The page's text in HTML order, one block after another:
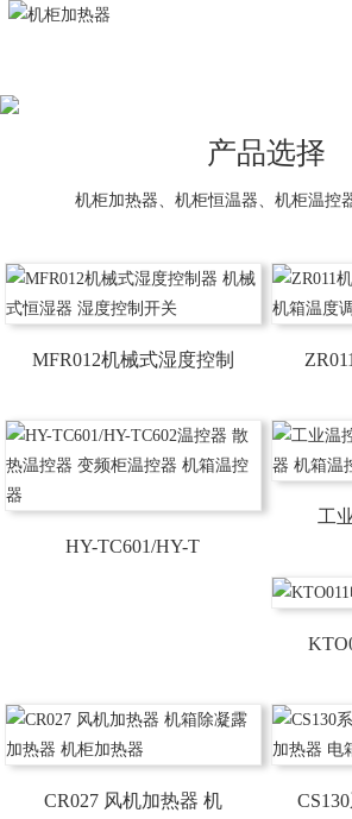
产品选择
机柜加热器、机柜恒温器、机柜温控
MFR012机械式湿度控制
HY-TC601/HY-T
工
CR027 风机加热器 机